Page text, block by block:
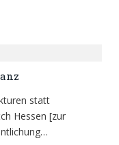
statt
Hessen [zur